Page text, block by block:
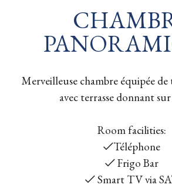
Merveilleuse chambre équipée
avec terrasse donnant
Room facilities:
Téléphone
Frigo Bar
Smart TV via